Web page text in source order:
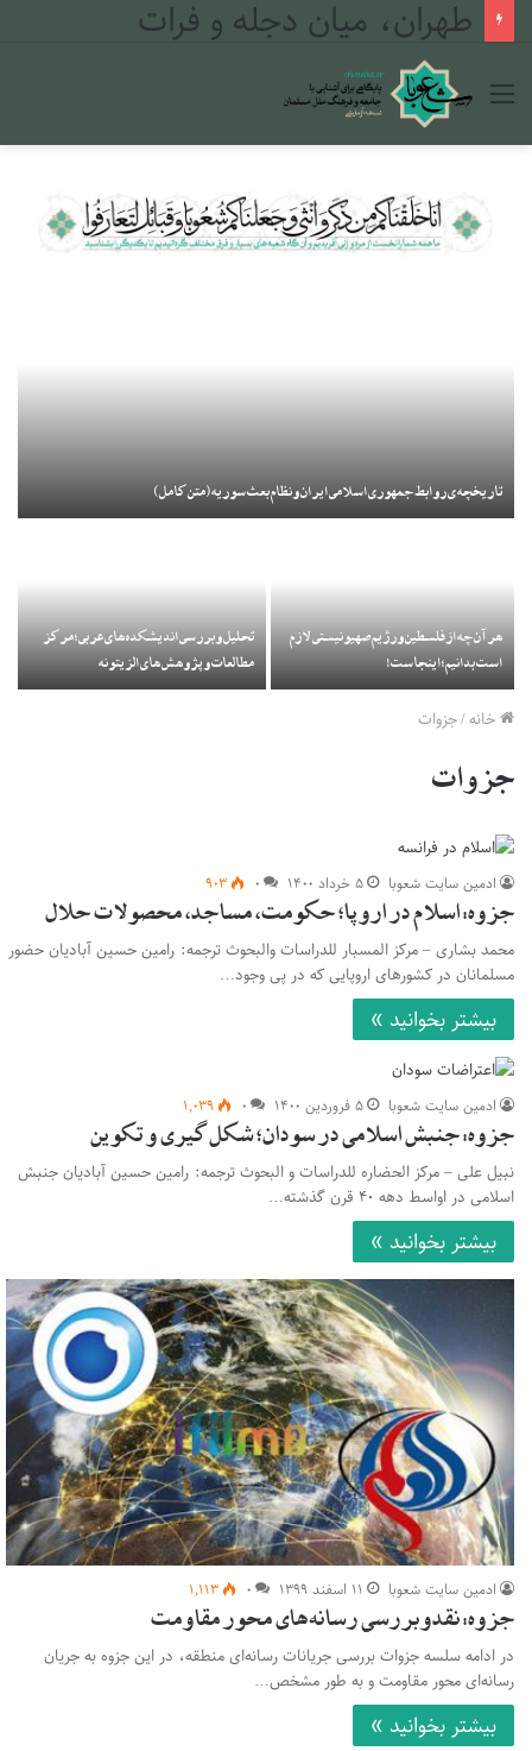
طهران، میان دجله و فرات
منو
تاریخچه‌ی روابط جمهوری اسلامی ایران و نظام بعث سوریه(متن کامل)
هر آن چه از فلسطین و رژیم صهیونیستی لازم
است بدانیم؛ اینجاست!
تحلیل و بررسی اندیشکده‌های عربی؛ مرکز
مطالعات و پژوهش‌های الزیتونه
خانه/جزوات
جزوات
ادمین سایت شعوبا ۵ خرداد ۱۴۰۰ ۰ ۹۰۳
جزوه: اسلام در اروپا؛ حکومت، مساجد، محصولات حلال
محمد بشاری – مرکز المسبار للدراسات والبحوث ترجمه: رامین حسین آبادیان حضور
مسلمانان در کشورهای اروپایی که در پی وجود…
بیشتر بخوانید »
ادمین سایت شعوبا ۵ فروردین ۱۴۰۰ ۰ ۱,۰۳۹
جزوه: جنبش اسلامی در سودان؛ شکل‌گیری و تکوین
نبیل علی – مرکز الحضاره للدراسات و البحوث ترجمه: رامین حسین آبادیان جنبش
اسلامی در اواسط دهه ۴۰ قرن گذشته…
بیشتر بخوانید »
ادمین سایت شعوبا ۱۱ اسفند ۱۳۹۹ ۰ ۱,۱۱۳
جزوه: نقدوبررسی رسانه‌های محور مقاومت
در ادامه سلسه جزوات بررسی جریانات رسانه‌ای منطقه، در این جزوه به جریان
رسانه‌ای محور مقاومت و به طور مشخص…
بیشتر بخوانید »